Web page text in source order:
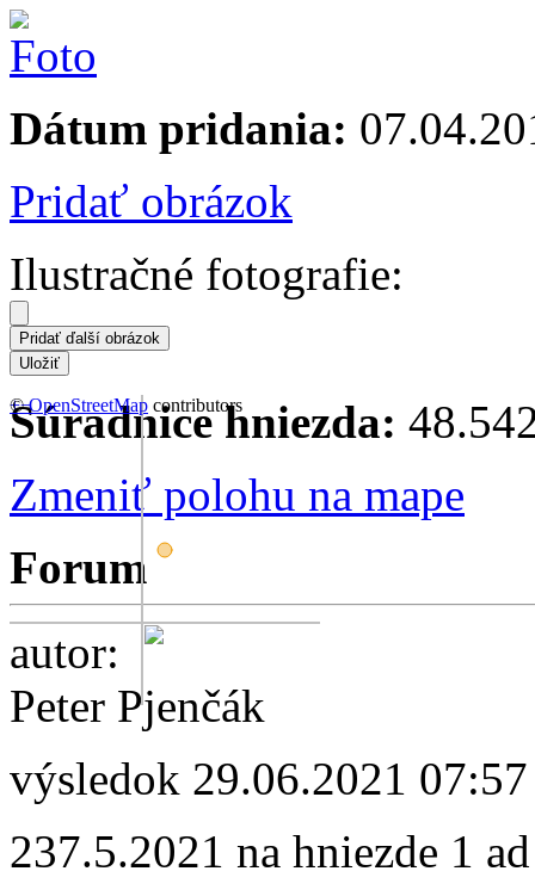
Dátum pridania:
Pridať obrázok
Ilustračné fotografie:
+−
©OpenStreetMap contributors
Súradnice hniezda:
Zmeniť polohu na mape
Forum
autor:
Peter Pjenčák
výsledok 29.06.2021 07:57
237.5.2021 na hniezde 1